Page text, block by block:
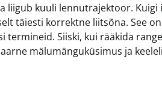
liigub kuuli lennutrajektoor.
täiesti korrektne liitsõna. See
termineid. Siiski, kui rääkida
mälumänguküsimus ja